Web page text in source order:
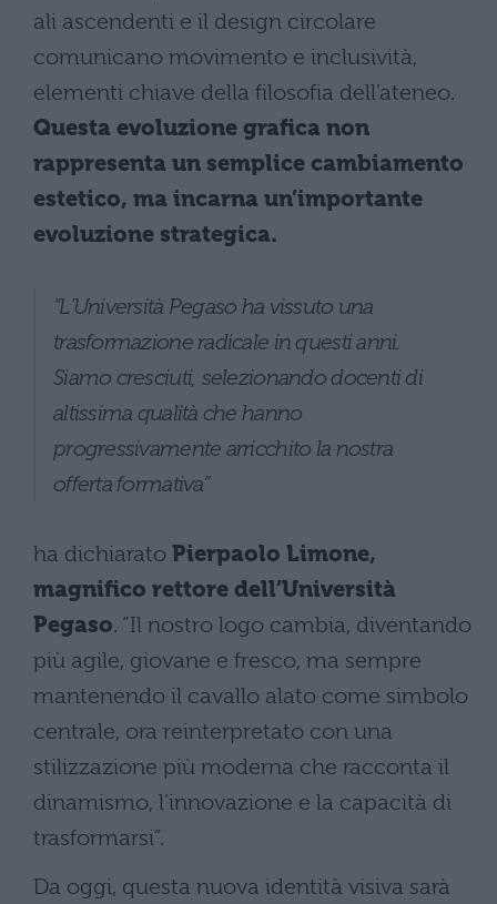
ali ascendenti e il design circolare
comunicano movimento e inclusività,
elementi chiave della filosofia dell’ateneo.
Questa evoluzione grafica non
rappresenta un semplice cambiamento
estetico, ma incarna un’importante
evoluzione strategica.
“L’Università Pegaso ha vissuto una
trasformazione radicale in questi anni.
Siamo cresciuti, selezionando docenti di
altissima qualità che hanno
progressivamente arricchito la nostra
offerta formativa”
ha dichiarato Pierpaolo Limone,
magnifico rettore dell’Università
Pegaso. “Il nostro logo cambia, diventando
più agile, giovane e fresco, ma sempre
mantenendo il cavallo alato come simbolo
centrale, ora reinterpretato con una
stilizzazione più moderna che racconta il
dinamismo, l’innovazione e la capacità di
trasformarsi”.
Da oggi, questa nuova identità visiva sarà